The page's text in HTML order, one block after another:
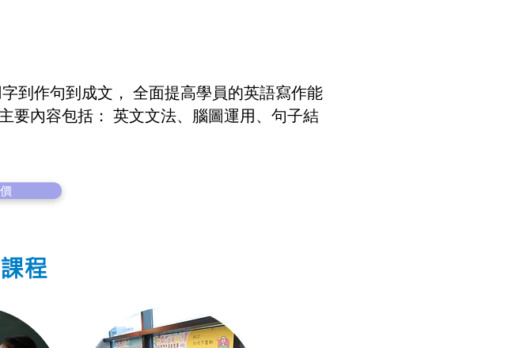
到作句到成文， 全面提高學員的英語寫作能
要內容包括： 英文文法、腦圖運用、句子結
程